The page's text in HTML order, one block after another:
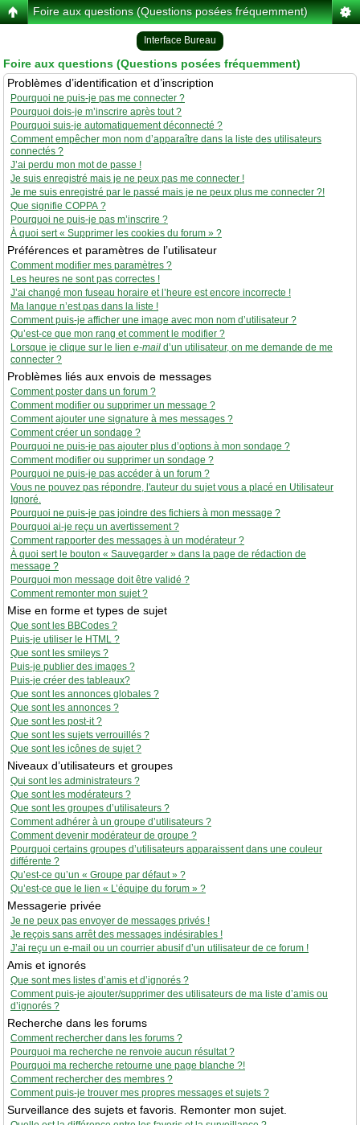
Foire aux questions (Questions posées fréquemment)
Interface Bureau
Foire aux questions (Questions posées fréquemment)
Problèmes d’identification et d’inscription
Pourquoi ne puis-je pas me connecter ?
Pourquoi dois-je m’inscrire après tout ?
Pourquoi suis-je automatiquement déconnecté ?
Comment empêcher mon nom d’apparaître dans la liste des utilisateurs
connectés ?
J’ai perdu mon mot de passe !
Je suis enregistré mais je ne peux pas me connecter !
Je me suis enregistré par le passé mais je ne peux plus me connecter ?!
Que signifie COPPA ?
Pourquoi ne puis-je pas m’inscrire ?
À quoi sert « Supprimer les cookies du forum » ?
Préférences et paramètres de l’utilisateur
Comment modifier mes paramètres ?
Les heures ne sont pas correctes !
J’ai changé mon fuseau horaire et l’heure est encore incorrecte !
Ma langue n’est pas dans la liste !
Comment puis-je afficher une image avec mon nom d’utilisateur ?
Qu’est-ce que mon rang et comment le modifier ?
Lorsque je clique sur le lien e-mail d’un utilisateur, on me demande de me
connecter ?
Problèmes liés aux envois de messages
Comment poster dans un forum ?
Comment modifier ou supprimer un message ?
Comment ajouter une signature à mes messages ?
Comment créer un sondage ?
Pourquoi ne puis-je pas ajouter plus d’options à mon sondage ?
Comment modifier ou supprimer un sondage ?
Pourquoi ne puis-je pas accéder à un forum ?
Vous ne pouvez pas répondre, l'auteur du sujet vous a placé en Utilisateur
Ignoré.
Pourquoi ne puis-je pas joindre des fichiers à mon message ?
Pourquoi ai-je reçu un avertissement ?
Comment rapporter des messages à un modérateur ?
À quoi sert le bouton « Sauvegarder » dans la page de rédaction de
message ?
Pourquoi mon message doit être validé ?
Comment remonter mon sujet ?
Mise en forme et types de sujet
Que sont les BBCodes ?
Puis-je utiliser le HTML ?
Que sont les smileys ?
Puis-je publier des images ?
Puis-je créer des tableaux?
Que sont les annonces globales ?
Que sont les annonces ?
Que sont les post-it ?
Que sont les sujets verrouillés ?
Que sont les icônes de sujet ?
Niveaux d’utilisateurs et groupes
Qui sont les administrateurs ?
Que sont les modérateurs ?
Que sont les groupes d’utilisateurs ?
Comment adhérer à un groupe d’utilisateurs ?
Comment devenir modérateur de groupe ?
Pourquoi certains groupes d’utilisateurs apparaissent dans une couleur
différente ?
Qu’est-ce qu’un « Groupe par défaut » ?
Qu’est-ce que le lien « L’équipe du forum » ?
Messagerie privée
Je ne peux pas envoyer de messages privés !
Je reçois sans arrêt des messages indésirables !
J’ai reçu un e-mail ou un courrier abusif d’un utilisateur de ce forum !
Amis et ignorés
Que sont mes listes d’amis et d’ignorés ?
Comment puis-je ajouter/supprimer des utilisateurs de ma liste d’amis ou
d’ignorés ?
Recherche dans les forums
Comment rechercher dans les forums ?
Pourquoi ma recherche ne renvoie aucun résultat ?
Pourquoi ma recherche retourne une page blanche ?!
Comment rechercher des membres ?
Comment puis-je trouver mes propres messages et sujets ?
Surveillance des sujets et favoris. Remonter mon sujet.